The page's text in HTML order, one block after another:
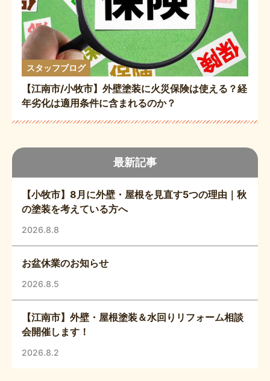
最新記事
【小牧市】8月に外壁・屋根を見直す5つの理由｜秋
の塗装を考えている方へ
2026.8.8
お盆休業のお知らせ
2026.8.5
【江南市】外壁・屋根塗装＆水回りリフォーム相談
会開催します！
2026.8.2
スタッフブログ
【江南市/小牧市】外壁塗装に火災保険は使える？経
年劣化は適用条件に含まれるのか？